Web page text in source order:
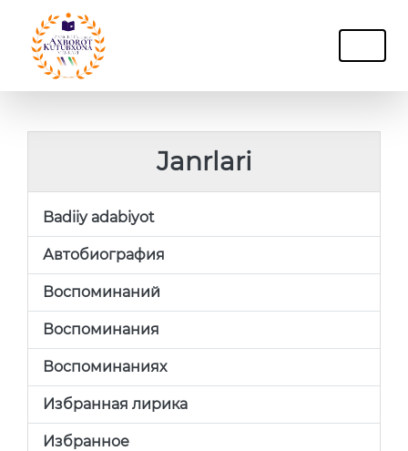
Janrlari
Badiiy adabiyot
Автобиография
Воспоминаний
Воспоминания
Воспоминаниях
Избранная лирика
Избранное